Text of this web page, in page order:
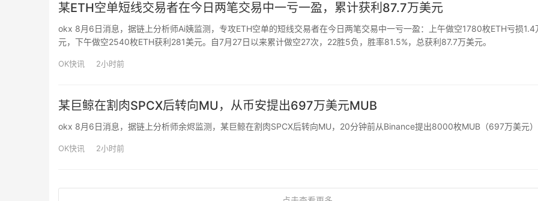
某ETH空单短线交易者在今日两笔交易中一亏一盈，累计获利87.7万美元
okx 8月6日消息，据链上分析师Ai姨监测，专攻ETH空单的短线交易者在今日两笔交易中一亏一盈：上午做空1780枚ETH亏损1.4
元，下午做空2540枚ETH获利281美元。自7月27日以来累计做空27次，22胜5负，胜率81.5%，总获利87.7万美元。
OK快讯 2小时前
某巨鲸在割肉SPCX后转向MU，从币安提出697万美元MUB
okx 8月6日消息，据链上分析师余烬监测，某巨鲸在割肉SPCX后转向MU，20分钟前从Binance提出8000枚MUB（697万美元）
OK快讯 2小时前